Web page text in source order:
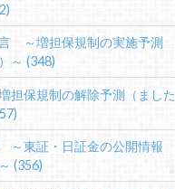
～増担保規制の実施予測
～(348)
担保規制の解除予測（ました
～東証・日証金の公開情報
(356)